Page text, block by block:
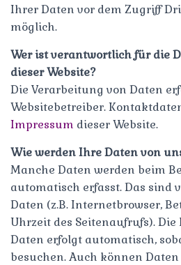
Ihrer Daten vor dem Zugriff
möglich.
Wer ist verantwortlich für die
dieser Website?
Die Verarbeitung von Daten
Websitebetreiber.
Impressum dieser Website.
Wie werden Ihre Daten von
Manche Daten werden beim
automatisch erfasst. Das sind
Daten (z.B. Internetbrowser,
Uhrzeit des Seitenaufrufs). Die
Daten erfolgt automatisch,
besuchen. Auch können